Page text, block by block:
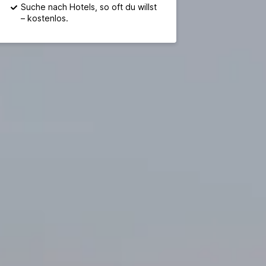
Suche nach Hotels, so oft du willst
– kostenlos.